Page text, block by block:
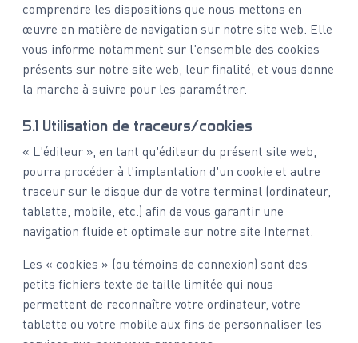
comprendre les dispositions que nous mettons en
œuvre en matière de navigation sur notre site web. Elle
vous informe notamment sur l'ensemble des cookies
présents sur notre site web, leur finalité, et vous donne
la marche à suivre pour les paramétrer.
5.1 Utilisation de traceurs/cookies
« L'éditeur », en tant qu'éditeur du présent site web,
pourra procéder à l'implantation d'un cookie et autre
traceur sur le disque dur de votre terminal (ordinateur,
tablette, mobile, etc.) afin de vous garantir une
navigation fluide et optimale sur notre site Internet.
Les « cookies » (ou témoins de connexion) sont des
petits fichiers texte de taille limitée qui nous
permettent de reconnaître votre ordinateur, votre
tablette ou votre mobile aux fins de personnaliser les